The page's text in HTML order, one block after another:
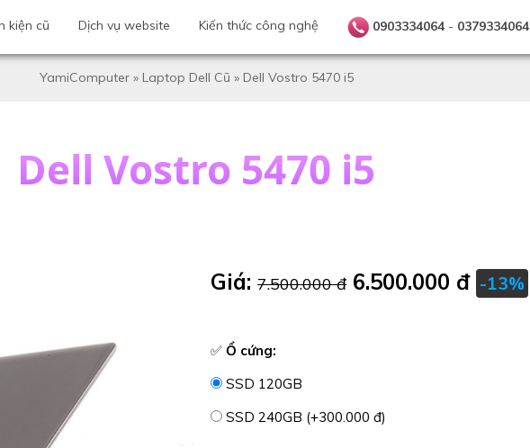
kiện cũ Dịch vụ website Kiến thức công nghệ 0903334064- 0379334064
YamiComputer» Laptop Dell Cũ » Dell Vostro 5470 i5
Dell Vostro 5470 i5
Giá: 7.500.000 đ 6.500.000 đ -13%
✅ Ổ cứng:
SSD 120GB
SSD 240GB (+300.000 đ)